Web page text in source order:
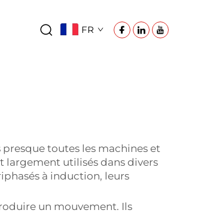
FR
toutes les machines et
largement utilisés dans divers
à induction, leurs
un mouvement. Ils